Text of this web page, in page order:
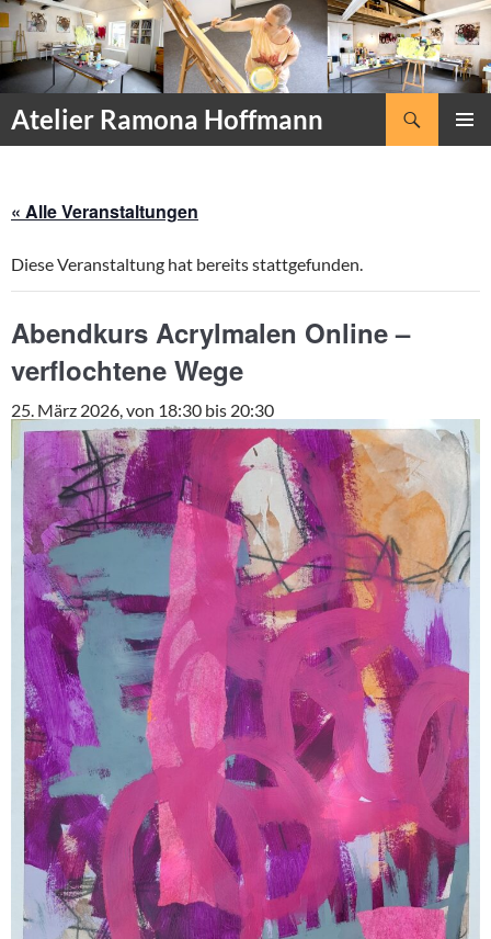
Zum
Inhalt
springen
Atelier Ramona Hoffmann
Suchen
« Alle Veranstaltungen
Diese Veranstaltung hat bereits stattgefunden.
Abendkurs Acrylmalen Online –
verflochtene Wege
25. März 2026, von 18:30 bis 20:30
115 EURO (FÜR 5 ABENDE)